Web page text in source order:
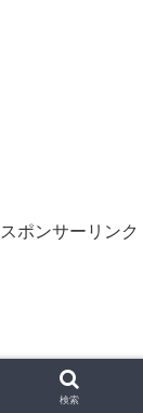
スポンサーリンク
検索